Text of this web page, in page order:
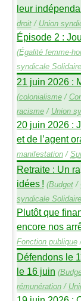
leur
droit/ Union
Épisode 2 :
(Égalité femme-
syndicale
21 juin 2026 :
(colonialisme/
racisme/ Union
20 juin 2026 :
et de l’agent
manifestation/
Retraite : Un
idées ! (Budget/
syndicale
Plutôt que
encore nos
Fonction publique
Défendons le 1
le 16 juin (
rémunération/